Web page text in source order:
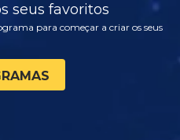
seus favoritos
para começar a criar os seus